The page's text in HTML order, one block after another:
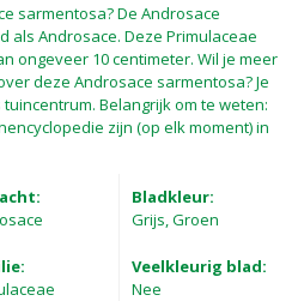
sarmentosa? De Androsace
als Androsace. Deze Primulaceae
ongeveer 10 centimeter. Wil je meer
deze Androsace sarmentosa? Je
Belangrijk om te weten:
zijn (op elk moment) in
Bladkleur:
Grijs, Groen
Veelkleurig blad:
Nee